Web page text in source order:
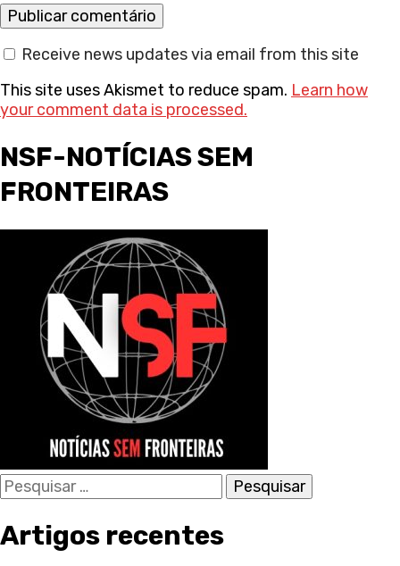
Receive news updates via email from this site
This site uses Akismet to reduce spam. Learn how
your comment data is processed.
NSF-NOTÍCIAS SEM
FRONTEIRAS
Pesquisar
por:
Artigos recentes